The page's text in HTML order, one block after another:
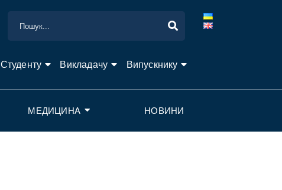
Студенту Викладачу Випускнику
МЕДИЦИНА НОВИНИ